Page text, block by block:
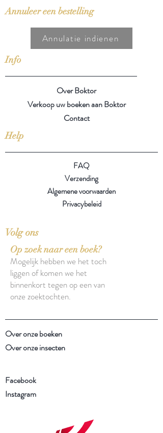
Annuleer een bestelling
Annulatie indienen
Info
Over Boktor
Verkoop uw boeken aan Boktor
Contact
Help
FAQ
Verzending
Algemene voorwaarden
Privacybeleid
Volg ons
Op zoek naar een boek?
Mogelijk hebben we het toch
liggen of komen we het
binnenkort tegen op een van
onze zoektochten.
Over onze boeken
Over onze insecten
Facebook
Instagram